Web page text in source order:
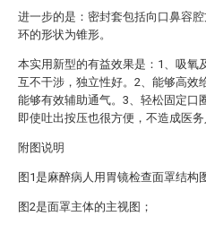
进一步的是：密封套包括向口鼻容
环的形状为锥形。
本实用新型的有益效果是：1、吸氧
互不干涉，独立性好。2、能够高效
能够有效辅助通气。3、轻松固定口
即使吐出按压也很方便，不造成医务
附图说明
图1是麻醉病人用胃镜检查面罩结构
图2是面罩主体的主视图；